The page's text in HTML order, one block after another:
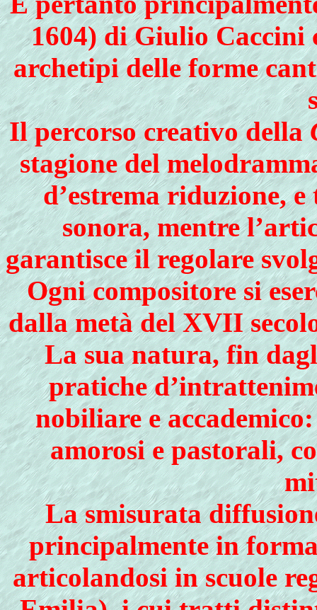
1604) di Giulio
archetipi delle forme
Il percorso creativo della
stagione del
d’estrema riduzione,
sonora, mentre
garantisce il regolare
Ogni compositore si
dalla metà del XVII
La sua natura, fin
pratiche
nobiliare e
amorosi e pastorali,
La smisurata
principalmente in
articolandosi in scuole